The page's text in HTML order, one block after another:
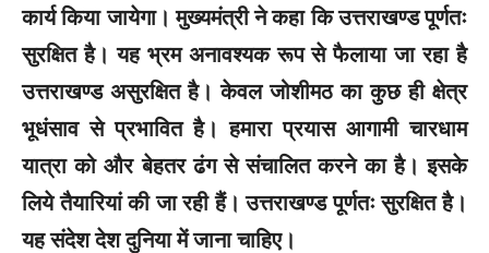
कार्य किया जायेगा। मुख्यमंत्री ने कहा कि उत्तराखण्ड पूर्णतः
सुरक्षित है। यह भ्रम अनावश्यक रूप से फैलाया जा रहा है
उत्तराखण्ड असुरक्षित है। केवल जोशीमठ का कुछ ही क्षेत्र
भूधंसाव से प्रभावित है। हमारा प्रयास आगामी चारधाम
यात्रा को और बेहतर ढंग से संचालित करने का है। इसके
लिये तैयारियां की जा रही हैं। उत्तराखण्ड पूर्णतः सुरक्षित है।
यह संदेश देश दुनिया में जाना चाहिए।